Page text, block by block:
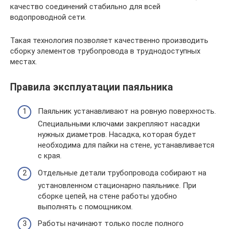
качество соединений стабильно для всей
водопроводной сети.
Такая технология позволяет качественно производить
сборку элементов трубопровода в труднодоступных
местах.
Правила эксплуатации паяльника
Паяльник устанавливают на ровную поверхность.
Специальными ключами закрепляют насадки
нужных диаметров. Насадка, которая будет
необходима для пайки на стене, устанавливается
с края.
Отдельные детали трубопровода собирают на
установленном стационарно паяльнике. При
сборке цепей, на стене работы удобно
выполнять с помощником.
Работы начинают только после полного